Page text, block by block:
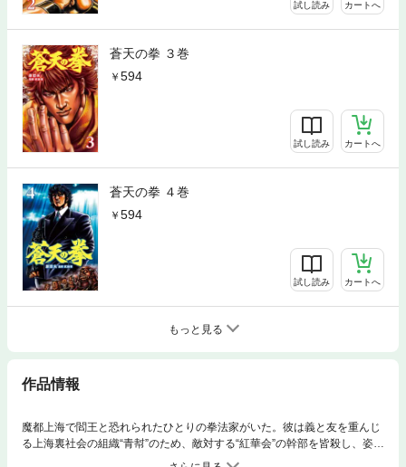
試し読み カートへ
蒼天の拳 ３巻
594
試し読み カートへ
蒼天の拳 ４巻
594
試し読み カートへ
もっと見る
作品情報
魔都上海で閻王と恐れられたひとりの拳法家がいた。彼は義と友を重んじ
る上海裏社会の組織“青幇”のため、敵対する“紅華会”の幹部を皆殺し、姿を
消した。それから数年。清朝最後の皇帝・愛新覚羅溥儀は閻王を見つけ出